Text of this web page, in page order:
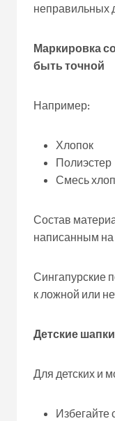
неправильных
Маркировка
быть точной
Например:
Хлопок
Полиэстер
Смесь
Состав
написанным на
Сингапурские
к ложной или
Детские
Для детских и
Избегайте